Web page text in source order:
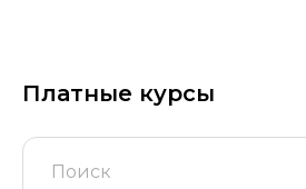
Платные курсы